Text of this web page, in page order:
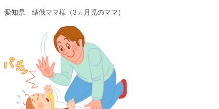
愛知県 結俄ママ様（3ヵ月児のママ）